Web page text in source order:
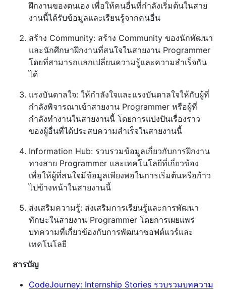
ฝึกงานของตนเอง เพื่อให้คนอื่นที่กำลังเริ่มต้นในสาย
งานนี้ได้รับข้อมูลและเรียนรู้จากคนอื่น
สร้าง Community: สร้าง Community ของนักพัฒนา
และนักศึกษาฝึกงานที่สนใจในสายงาน Programmer
โดยที่สามารถแลกเปลี่ยนความรู้และความสำเร็จกัน
ได้
แรงบันดาลใจ: ให้กำลังใจและแรงบันดาลใจให้กับผู้ที่
กำลังพิจารณาเข้าสายงาน Programmer หรือผู้ที่
กำลังทำงานในสายงานนี้ โดยการแบ่งปันเรื่องราว
ของผู้อื่นที่ได้ประสบความสำเร็จในสายงานนี้
Information Hub: รวบรวมข้อมูลเกี่ยวกับการฝึกงาน
ทางสาย Programmer และเทคโนโลยีที่เกี่ยวข้อง
เพื่อให้ผู้ที่สนใจมีข้อมูลเพียงพอในการเริ่มต้นหรือก้าว
ไปข้างหน้าในสายงานนี้
ส่งเสริมความรู้: ส่งเสริมการเรียนรู้และการพัฒนา
ทักษะในสายงาน Programmer โดยการเผยแพร่
บทความที่เกี่ยวข้องกับการพัฒนาซอฟต์แวร์และ
เทคโนโลยี
สารบัญ
CodeJourney: Internship Stories รวบรวมบทความ